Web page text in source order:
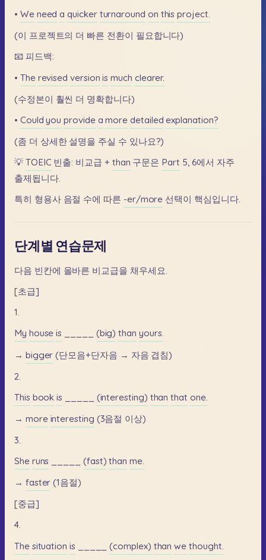
• We need a quicker turnaround on this project.
(이 프로젝트의 더 빠른 전환이 필요합니다)
📧 피드백:
• The revised version is much clearer.
(수정본이 훨씬 더 명확합니다)
• Could you provide a more detailed explanation?
(좀 더 상세한 설명을 주실 수 있나요?)
💡 TOEIC 빈출: 비교급 + than 구문은 Part 5, 6에서 자주
출제됩니다.
특히 형용사 음절 수에 따른 -er/more 선택이 핵심입니다.
단계별 연습문제
다음 빈칸에 올바른 비교급을 채우세요.
[초급]
1.
My house is (big) than yours.
→ bigger (단모음+단자음 → 자음 겹침)
2.
This book is (interesting) than that one.
→ more interesting (3음절 이상)
3.
She runs (fast) than me.
→ faster (1음절)
[중급]
4.
The situation is (complex) than we thought.